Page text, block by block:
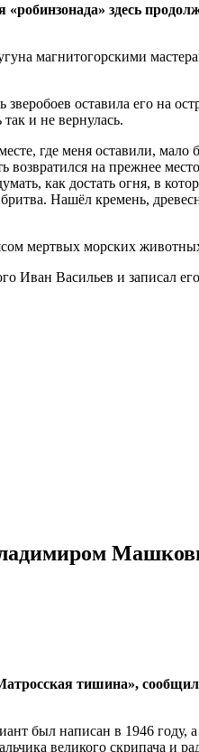
«робинзонада» здесь
магнитогорскими
оставила его на
и не вернулась.
где меня оставили, мало
на прежнее
как достать огня, в
Нашёл кремень,
мертвых морских
Иван Васильев и записал
«Матросская тишина»,
был написан в 1946 году,
великого скрипача и